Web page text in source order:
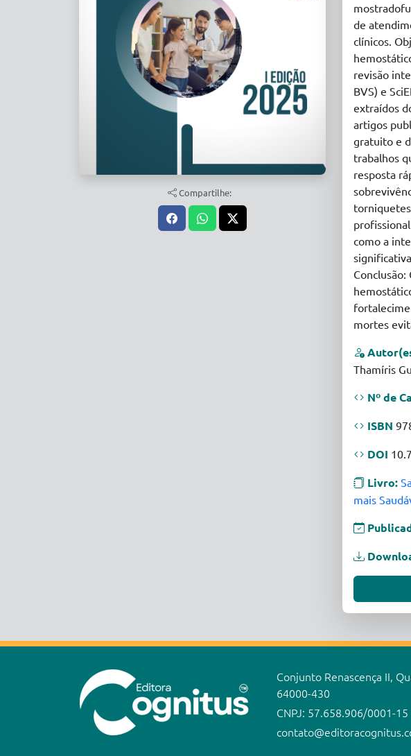
Compartilhe:
de
clínicos.
revisão
BVS) e
extraídos
artigos
gratuito e
trabalhos
resposta
como a
mortes
Thamíris
Nº de
ISBN
DOI
Livro:
mais
Conjunto Renascença II,
64000-430
CNPJ: 57.658.906/0001-15